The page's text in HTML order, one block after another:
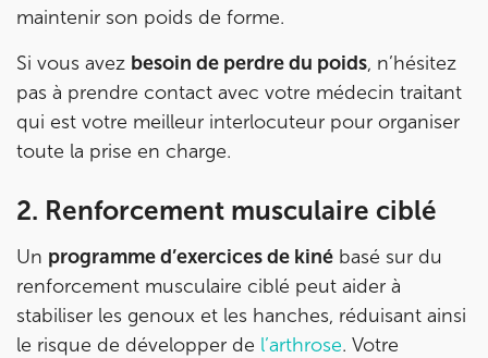
maintenir son poids de forme.
Si vous avez besoin de perdre du poids, n’hésitez
pas à prendre contact avec votre médecin traitant
qui est votre meilleur interlocuteur pour organiser
toute la prise en charge.
2. Renforcement musculaire ciblé
Un programme d’exercices de kiné basé sur du
renforcement musculaire ciblé peut aider à
stabiliser les genoux et les hanches, réduisant ainsi
le risque de développer de l’arthrose. Votre
Prenez RDV sur
IK BOULOGNE
Billancourt
Prenez RDV sur